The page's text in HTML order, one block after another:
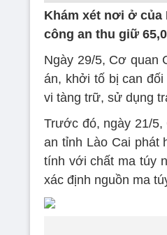
Khám xét nơi ở
công an thu giữ
Ngày 29/5, Cơ quan
án, khởi tố bị can
vi tàng trữ, sử dụng
Trước đó, ngày 21/
an tỉnh Lào Cai phát
tính với chất ma túy
xác định nguồn ma